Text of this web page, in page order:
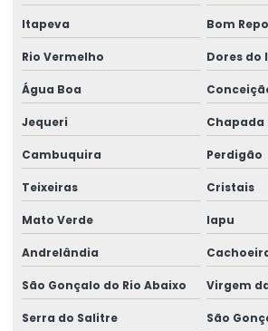
Itapeva Bom
Rio Vermelho Dores do
Água Boa
Jequeri Chapada
Cambuquira Perdigão
Teixeiras Cristais
Mato Verde Iapu
Andrelândia
São Gonçalo do Rio Abaixo Virgem
Serra do Salitre São